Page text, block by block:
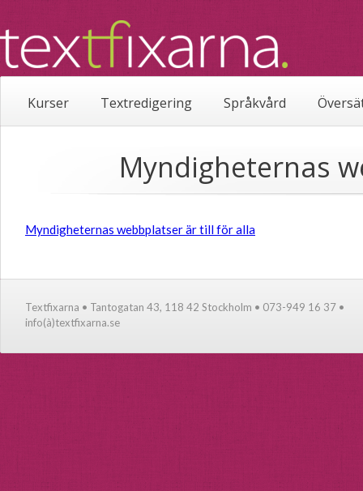
Kurser Textredigering Språkvård
Myndigheternas
Myndigheternas webbplatser är till för alla
Textfixarna • Tantogatan 43, 118 42 Stockholm • 073-949 16 37 •
info(à)textfixarna.se